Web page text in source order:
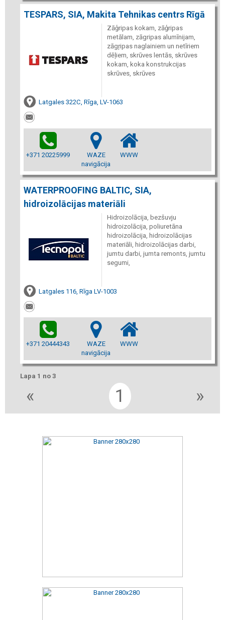
TESPARS, SIA, Makita Tehnikas centrs Rīgā
Zāģripas kokam, zāģripas
metālam, zāgripas alumīnijam,
zāgŗipas naglainiem un netīriem
dēļiem, skrūves lentās, skrūves
kokam, koka konstrukcijas
skrūves, skrūves
Latgales 322C, Rīga, LV-1063
+371 20225999
WAZE
navigācija
WWW
WATERPROOFING BALTIC, SIA,
hidroizolācijas materiāli
Hidroizolācija, bezšuvju
hidroizolācija, poliuretāna
hidroizolācija, hidroizolācijas
materiāli, hidroizolācijas darbi,
jumtu darbi, jumta remonts, jumtu
segumi,
Latgales 116, Rīga LV-1003
+371 20444343
WAZE
navigācija
WWW
Lapa 1 no 3
« 1 »